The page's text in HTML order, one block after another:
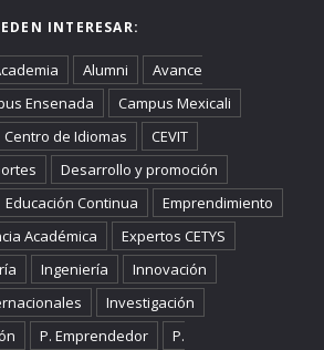
INTERESAR:
Alumni
Avance
Ensenada
Campus Mexicali
Centro de Idiomas
CEVIT
Desarrollo y promoción
Educación Continua
Emprendimiento
Académica
Expertos CETYS
Ingeniería
Innovación
Investigación
P. Emprendedor
P.